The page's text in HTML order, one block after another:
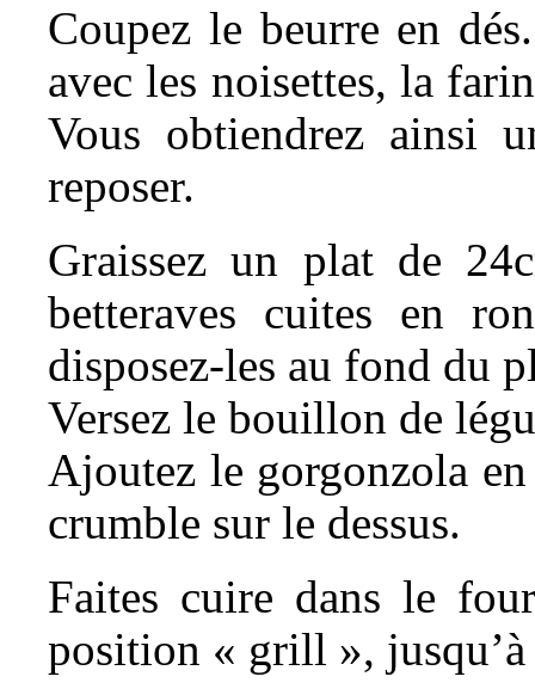
Coupez le beurre en
avec les noisettes, la
Vous obtiendrez ainsi
reposer.
Graissez un plat de
betteraves cuites en
disposez-les au fond du
Versez le bouillon de
Ajoutez le gorgonzola
crumble sur le dessus.
Faites cuire dans le
position « grill »,